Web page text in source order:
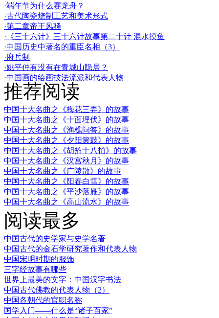
·端午节为什么赛龙舟？
·古代陶瓷烧制工艺和美术形式
·第二章帝王风骚
·《三十六计》三十六计故事第二十计 混水摸鱼
·中国历史中著名的重臣名相（3）
·府兵制
·姚平仲有没有在青城山隐居？
·中国画的绘画技法流派和代表人物
推荐阅读
中国十大名曲之《梅花三弄》的故事
中国十大名曲之《十面埋伏》的故事
中国十大名曲之《渔樵问答》的故事
中国十大名曲之《夕阳箫鼓》的故事
中国十大名曲之《胡笳十八拍》的故事
中国十大名曲之《汉宫秋月》的故事
中国十大名曲之《广陵散》的故事
中国十大名曲之《阳春白雪》的故事
中国十大名曲之《平沙落雁》的故事
中国十大名曲之《高山流水》的故事
阅读最多
中国古代的史学家与史学名著
中国古代的金石学研究著作和代表人物
中国宋明时期的服饰
三字经故事有哪些
世界上最美的文字：中国汉字书法
中国古代佛教的代表人物（2）
中国各朝代的官职名称
国学入门——什么是“诸子百家”